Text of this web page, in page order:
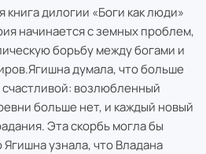
книга дилогии «Боги как люди»
начинается с земных проблем,
борьбу между богами и
думала, что больше
возлюбленный
больше нет, и каждый новый
Эта скорбь могла бы
узнала, что Владана